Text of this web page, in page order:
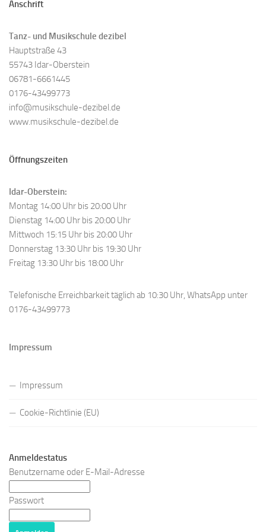
Anschrift
Tanz- und Musikschule dezibel
Hauptstraße 43
55743 Idar-Oberstein
06781-6661445
0176-43499773
info@musikschule-dezibel.de
www.musikschule-dezibel.de
Öffnungszeiten
Idar-Oberstein:
Montag 14:00 Uhr bis 20:00 Uhr
Dienstag 14:00 Uhr bis 20:00 Uhr
Mittwoch 15:15 Uhr bis 20:00 Uhr
Donnerstag 13:30 Uhr bis 19:30 Uhr
Freitag 13:30 Uhr bis 18:00 Uhr
Telefonische Erreichbarkeit täglich ab 10:30 Uhr, WhatsApp unter
0176-43499773
Impressum
Impressum
Cookie-Richtlinie (EU)
Anmeldestatus
Benutzername oder E-Mail-Adresse
Passwort